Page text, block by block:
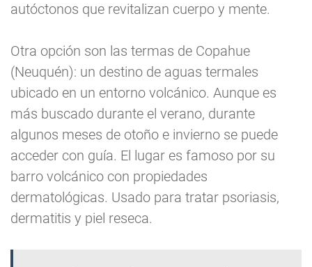
autóctonos que revitalizan cuerpo y mente.
Otra opción son las termas de Copahue
(Neuquén): un destino de aguas termales
ubicado en un entorno volcánico. Aunque es
más buscado durante el verano, durante
algunos meses de otoño e invierno se puede
acceder con guía. El lugar es famoso por su
barro volcánico con propiedades
dermatológicas. Usado para tratar psoriasis,
dermatitis y piel reseca.